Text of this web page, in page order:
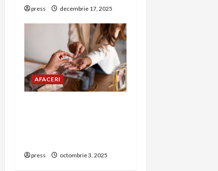
press decembrie 17, 2025
AFACERI
press octombrie 3, 2025